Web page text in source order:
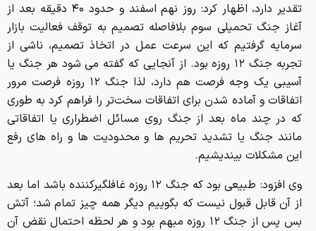
تقدیر دارد، اظهار کرد: روز نهم اسفند و حدود ۴۰ دقیقه بعد از
آغاز جنگ تحمیلی سوم بلافاصله تصمیم به توقف فعالیت بازار
سرمایه گرفتیم که این سرعت عمل در اتخاذ تصمیم، ناشی از
تجربه جنگ ۱۲ روزه بود. از آنجایی که گفته می شود هر جنگ یا
آسیبی یک وجه فرصت هم دارد، لذا جنگ ۱۲ روزه فرصت مرور
اتفاقات و آماده شدن برای اتفاقات سخت‌تر را فراهم کرد به طوری
که در چند ماه بعد از جنگ روی مسائل اضطراری یا اتفاقاتی
مانند جنگ یا تشدید تحریم ها و محدودیت ها و راه های رفع
این مشکلات بیندیشیم.
وی افزود: طبیعی بود که جنگ ۱۲ روزه غافلگیرکننده باشد اما بعد
از آن قابل قبول نیست که بگوییم دیگر همه چیز تمام شد؛ آتش
بس پس از جنگ ۱۲ روزه مبهم بود و هر لحظه احتمال نقض آن